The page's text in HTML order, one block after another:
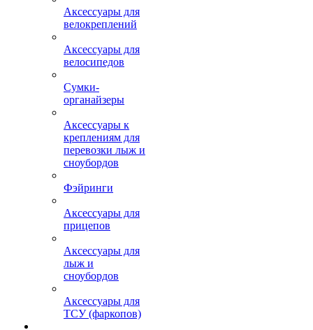
Аксессуары для
велокреплений
Аксессуары для
велосипедов
Сумки-
органайзеры
Аксессуары к
креплениям для
перевозки лыж и
сноубордов
Фэйринги
Аксессуары для
прицепов
Аксессуары для
лыж и
сноубордов
Аксессуары для
ТСУ (фаркопов)